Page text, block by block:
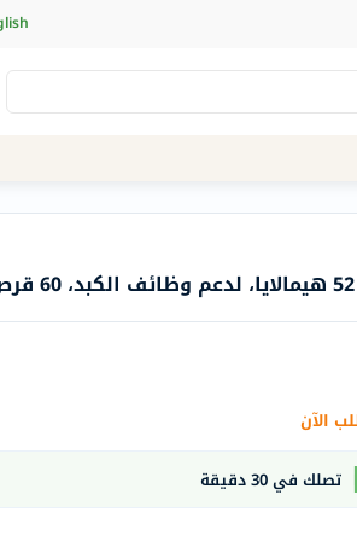
تصلك في 30 دقيقة